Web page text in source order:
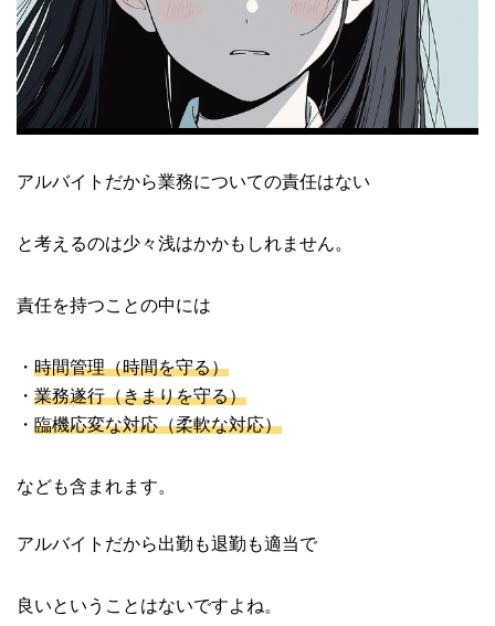
アルバイトだから業務についての責任はない
と考えるのは少々浅はかかもしれません。
責任を持つことの中には
・ 時間管理（時間を守る）
・ 業務遂行（きまりを守る）
・ 臨機応変な対応（柔軟な対応）
なども含まれます。
アルバイトだから出勤も退勤も適当で
良いということはないですよね。